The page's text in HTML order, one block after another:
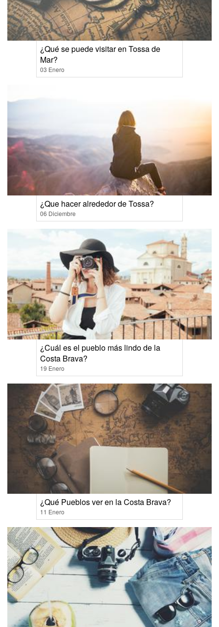
¿Qué se puede visitar en Tossa de
Mar?
03 Enero
¿Que hacer alrededor de Tossa?
06 Diciembre
¿Cuál es el pueblo más lindo de la
Costa Brava?
19 Enero
¿Qué Pueblos ver en la Costa Brava?
11 Enero